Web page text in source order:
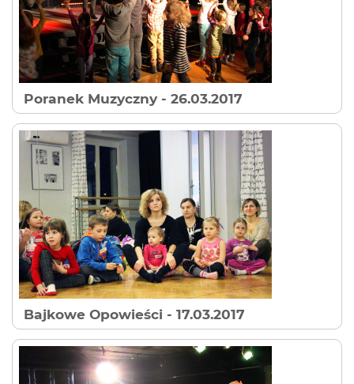
Poranek Muzyczny - 26.03.2017
Bajkowe Opowieści - 17.03.2017